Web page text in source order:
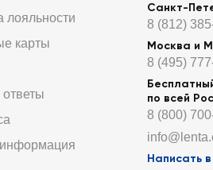
лояльности
карты
Санкт-
8 (812)
Москва и
8 (495)
по всей
8 (800)
Написать